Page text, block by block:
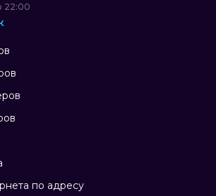
по адресу
22:00